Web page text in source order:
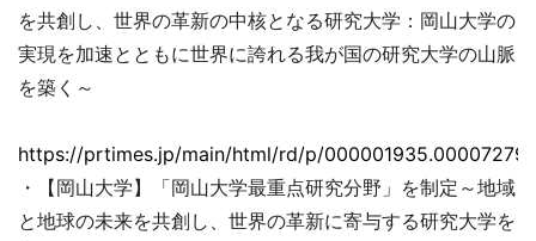
を共創し、世界の革新の中核となる研究大学：岡山大学の
実現を加速とともに世界に誇れる我が国の研究大学の山脈
を築く～
https://prtimes.jp/main/html/rd/p/
・【岡山大学】「岡山大学最重点研究分野」を制定～地域
と地球の未来を共創し、世界の革新に寄与する研究大学を